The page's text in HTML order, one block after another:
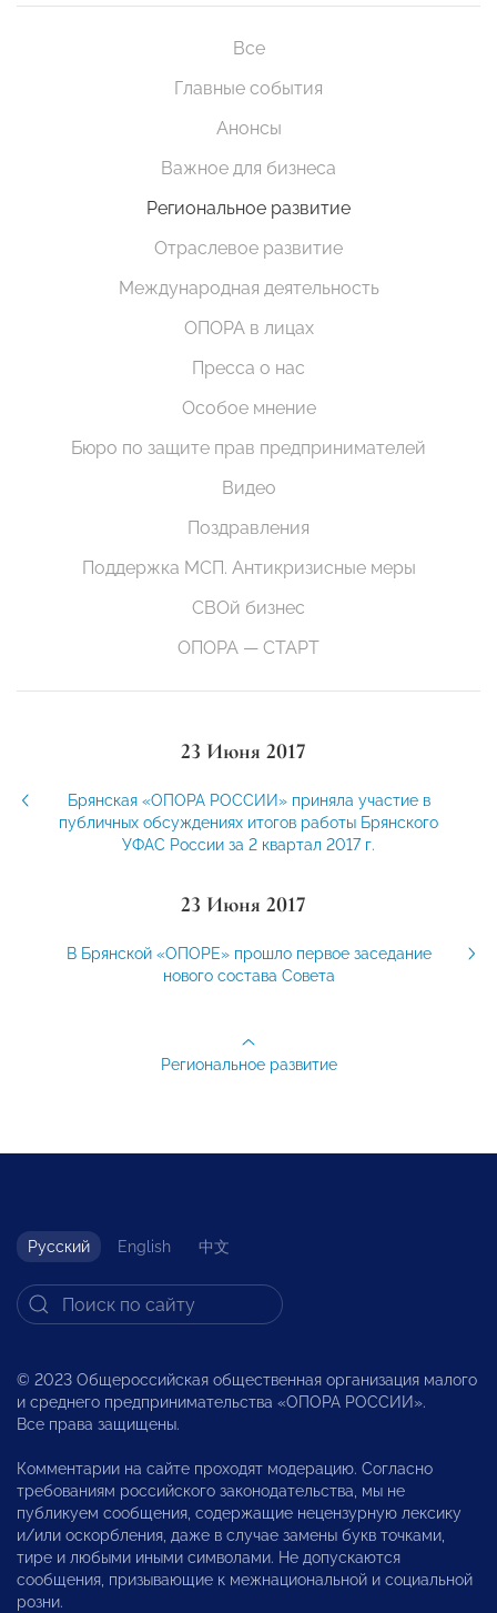
Все
Главные события
Анонсы
Важное для бизнеса
Региональное развитие
Отраслевое развитие
Международная деятельность
ОПОРА в лицах
Пресса о нас
Особое мнение
Бюро по защите прав предпринимателей
Видео
Поздравления
Поддержка МСП. Антикризисные меры
СВОй бизнес
ОПОРА — СТАРТ
23 Июня 2017
Брянская «ОПОРА РОССИИ» приняла участие в
публичных обсуждениях итогов работы Брянского
УФАС России за 2 квартал 2017 г.
23 Июня 2017
В Брянской «ОПОРЕ» прошло первое заседание
нового состава Совета
Региональное развитие
Русский English 中文
© 2023 Общероссийская общественная организация малого
и среднего предпринимательства «ОПОРА РОССИИ».
Все права защищены.
Комментарии на сайте проходят модерацию. Согласно
требованиям российского законодательства, мы не
публикуем сообщения, содержащие нецензурную лексику
и/или оскорбления, даже в случае замены букв точками,
тире и любыми иными символами. Не допускаются
сообщения, призывающие к межнациональной и социальной
розни.